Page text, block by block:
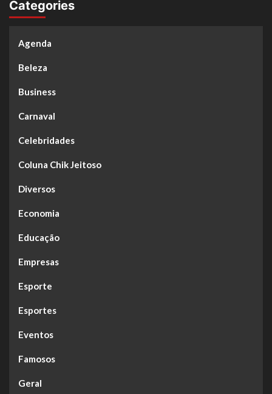
Categories
Agenda
Beleza
Business
Carnaval
Celebridades
Coluna Chik Jeitoso
Diversos
Economia
Educação
Empresas
Esporte
Esportes
Eventos
Famosos
Geral